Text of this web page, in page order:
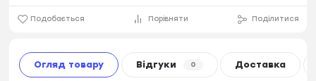
Подобається Порівняти Поділитися
Огляд товару Відгуки 0 Доставка